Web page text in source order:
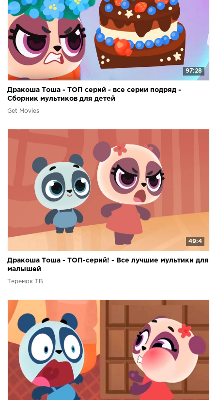
97:28
Дракоша Тоша - ТОП серий - все серии подряд -
Сборник мультиков для детей
Get Movies
49:4
Дракоша Тоша - ТОП-серий! - Все лучшие мультики для
малышей
Теремок ТВ